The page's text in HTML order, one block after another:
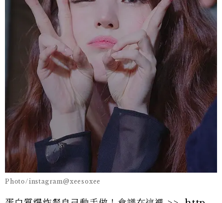
Photo/instagram@xeesoxee